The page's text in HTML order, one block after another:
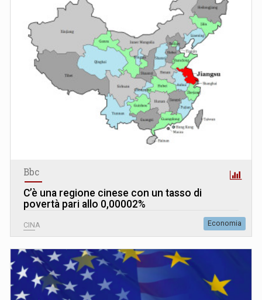
Bbc
C’è una regione cinese con un tasso di
povertà pari allo 0,00002%
CINA Economia